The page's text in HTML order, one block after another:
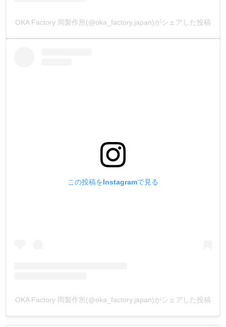
OKA Factory 岡製作所(@oka_factory.japan)がシェアした投稿
この投稿をInstagramで見る
OKA Factory 岡製作所(@oka_factory.japan)がシェアした投稿